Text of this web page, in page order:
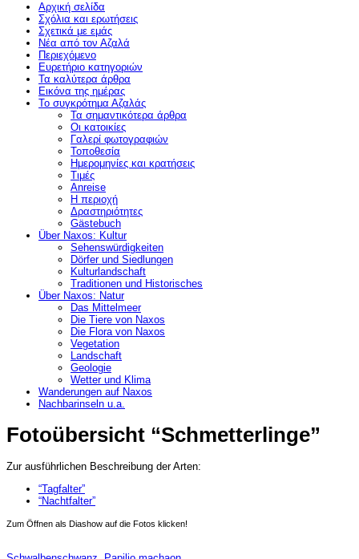
Αρχική σελίδα
Σχόλια και ερωτήσεις
Σχετικά με εμάς
Νέα από τον Αζαλά
Περιεχόμενο
Ευρετήριο κατηγοριών
Τα καλύτερα άρθρα
Εικόνα της ημέρας
Το συγκρότημα Αζαλάς
Τα σημαντικότερα άρθρα
Οι κατοικίες
Γαλερί φωτογραφιών
Τοποθεσία
Ημερομηνίες και κρατήσεις
Τιμές
Anreise
Η περιοχή
Δραστηριότητες
Gästebuch
Über Naxos: Kultur
Sehenswürdigkeiten
Dörfer und Siedlungen
Kulturlandschaft
Traditionen und Historisches
Über Naxos: Natur
Das Mittelmeer
Die Tiere von Naxos
Die Flora von Naxos
Vegetation
Landschaft
Geologie
Wetter und Klima
Wanderungen auf Naxos
Nachbarinseln u.a.
Fotoübersicht “Schmetterlinge”
Zur ausführlichen Beschreibung der Arten:
“Tagfalter”
“Nachtfalter”
Zum Öffnen als Diashow auf die Fotos klicken!